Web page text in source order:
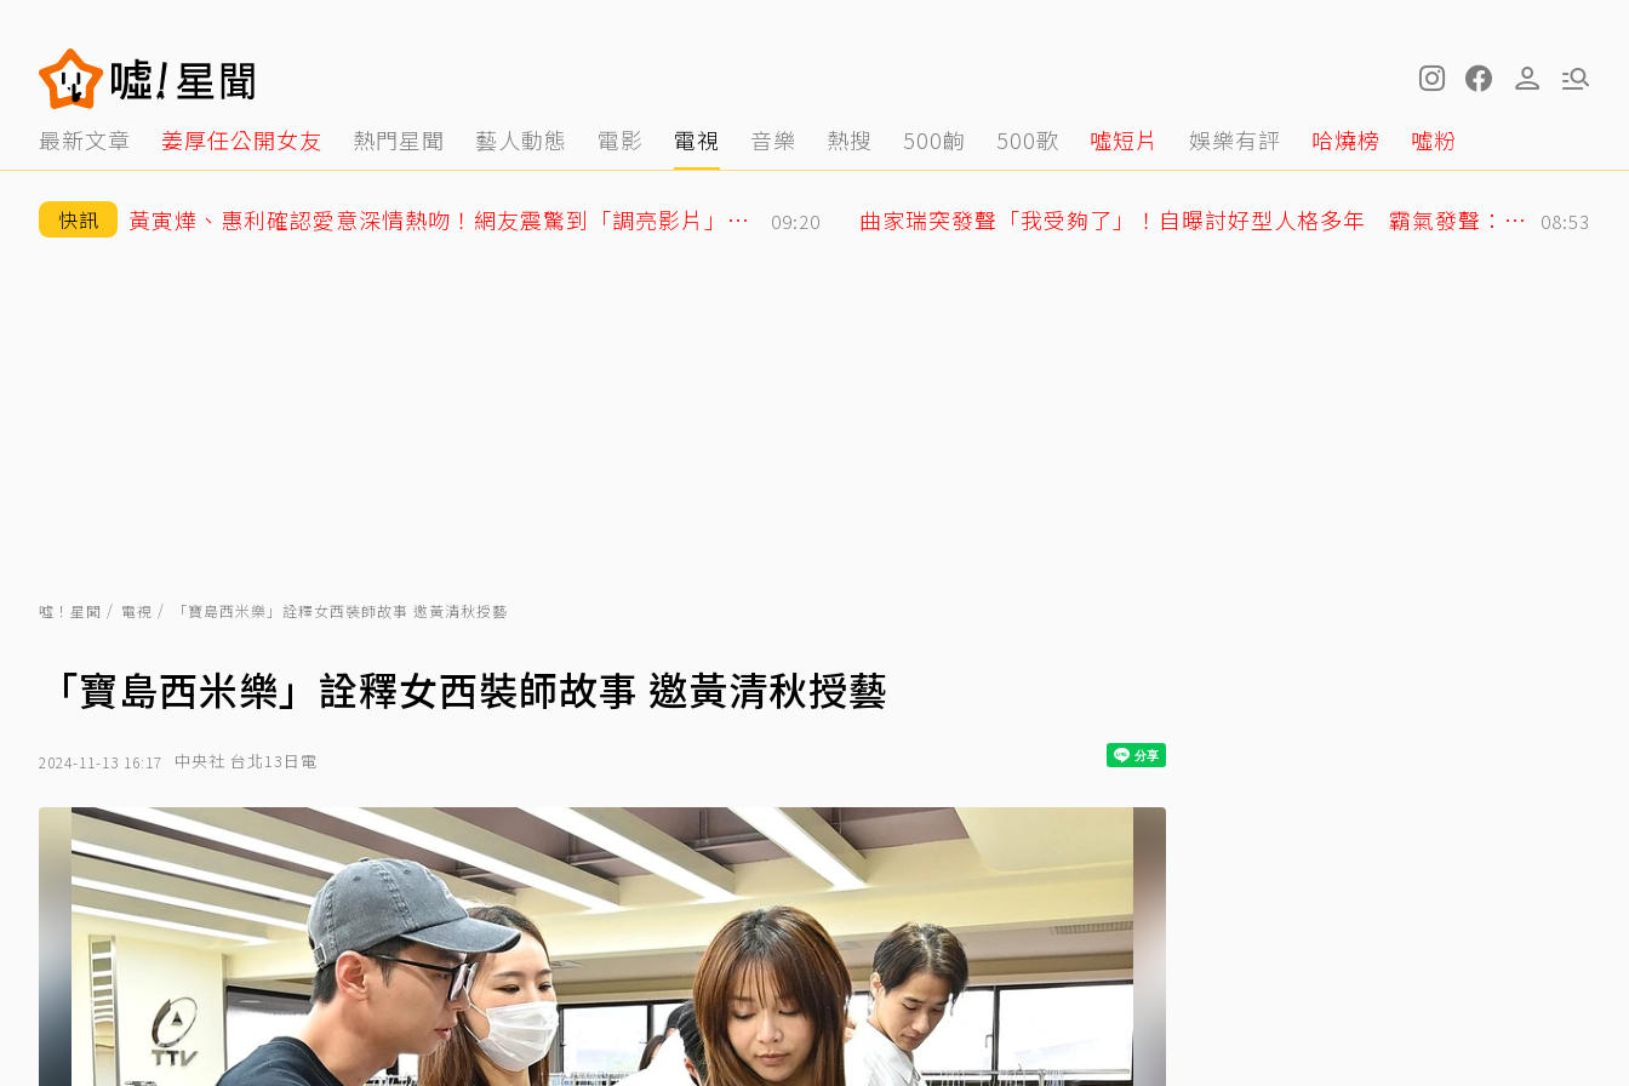
最新文章 姜厚任公開女友 熱門星聞 藝人動態 電影 電視 音樂 熱搜 500齣 500歌 噓短片 娛樂有評 哈燒榜 噓粉
快訊 黃寅燁、惠利確認愛意深情熱吻！網友震驚到「調亮影片」細看舌吻過程 09:20 曲家瑞突發聲「我受夠了」！自曝討好型人格多年 霸氣發聲：我也會生氣 08:53
噓！星聞 電視 「寶島西米樂」詮釋女西裝師故事 邀黃清秋授藝
「寶島西米樂」詮釋女西裝師故事 邀黃清秋授藝
2024-11-13 16:17 中央社 台北13日電